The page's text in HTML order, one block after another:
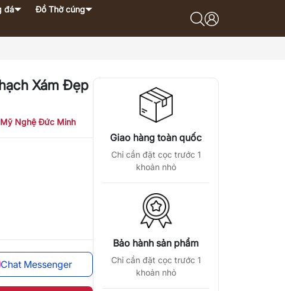
đá
Đồ Thờ cúng
Xám Đẹp
Nghệ Đức Minh
Chat Messenger
Giao hàng toàn quốc
Chỉ cần đặt cọc trước 1
khoản nhỏ
Bảo hành sản phẩm
Chỉ cần đặt cọc trước 1
khoản nhỏ